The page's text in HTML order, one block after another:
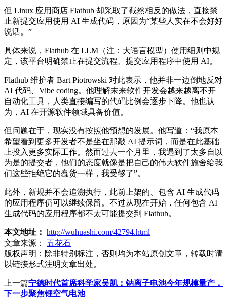
但 Linux 应用商店 Flathub 却采取了截然相反的做法，直接禁
止新提交应用使用 AI 生成代码，原因为“某些人实在不会好好
说话。”
具体来说，Flathub 在 LLM（注：大语言模型）使用细则中规
定，该平台明确禁止在提交流程、提交应用程序中使用 AI。
Flathub 维护者 Bart Piotrowski 对此表示，他并非一边倒地反对
AI 代码、Vibe coding。他理解未来软件开发会越来越离不开
自动化工具，人类直接编写的代码比例会逐步下降。他也认
为，AI 在开源软件领域具备价值。
但问题在于，现实没有按照他预想的发展。他写道：“我原本
希望看到更多开发者不是坐在那敲 AI 提示词，而是在此基础
上投入更多实际工作。然而过去一个月里，我遇到了太多自以
为是的提交者，他们的态度就像是把自己的伟大软件施舍给我
们这些拒绝它的蠢货一样，我受够了”。
此外，新规并不会追溯执行，此前上架的、包含 AI 生成代码
的应用程序仍可以继续保留。不过从现在开始，任何包含 AI
生成代码的应用程序都不太可能提交到 Flathub。
本文地址： http://wuhuashi.com/42794.html
文章来源：
五花石
版权声明： 除非特别标注，否则均为本站原创文章，转载时请
以链接形式注明文章出处。
上一篇宁德时代首席科学家吴凯：钠离子电池今年规模量产，
下一步聚焦锂空气电池